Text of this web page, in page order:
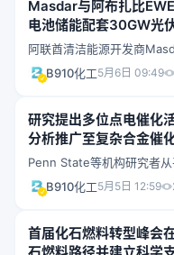
Masdar与阿布扎比
电池储能配套30GW光
阿联酋清洁能源开发商
合作框架协议，计划部署超
电，助力阿布扎比2035年
B910化工5月6日 09:49
研究提出多位点电催化
分析推广至复杂合金催
Penn State等机构研究者
附自由能描述符，构建了涵
架。该方法将多维活性景
可解释的新路线。
B910化工5月5日 12:59
首届化石燃料转型峰会